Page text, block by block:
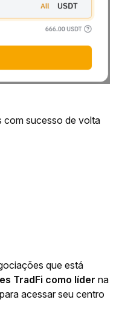
com sucesso de volta
que está
TradFi como líder na
para acessar seu centro